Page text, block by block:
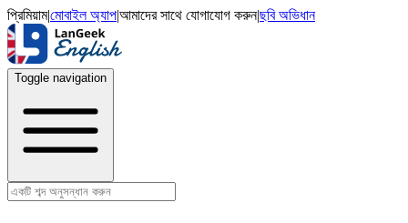
প্রিমিয়াম|মোবাইল অ্যাপ|আমাদের সাথে যোগাযোগ করুন|ছবি অভিধান
Toggle navigation